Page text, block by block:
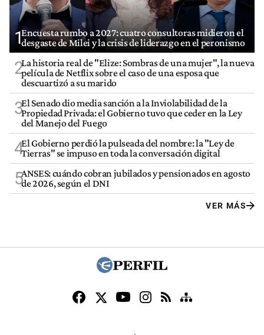
1Encuesta rumbo a 2027: cuatro consultoras midieron el
desgaste de Milei y la crisis de liderazgo en el peronismo
2La historia real de "Elize: Sombras de una mujer", la nueva
película de Netflix sobre el caso de una esposa que
descuartizó a su marido
3El Senado dio media sanción a la Inviolabilidad de la
Propiedad Privada: el Gobierno tuvo que ceder en la Ley
del Manejo del Fuego
4El Gobierno perdió la pulseada del nombre: la "Ley de
Tierras" se impuso en toda la conversación digital
5ANSES: cuándo cobran jubilados y pensionados en agosto
de 2026, según el DNI
VER MÁS